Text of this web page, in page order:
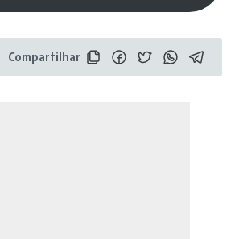
Compartilhar